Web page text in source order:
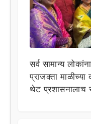
सर्व सामान्य
प्राजक्ता माळीच्या
थेट प्रशासनालाच